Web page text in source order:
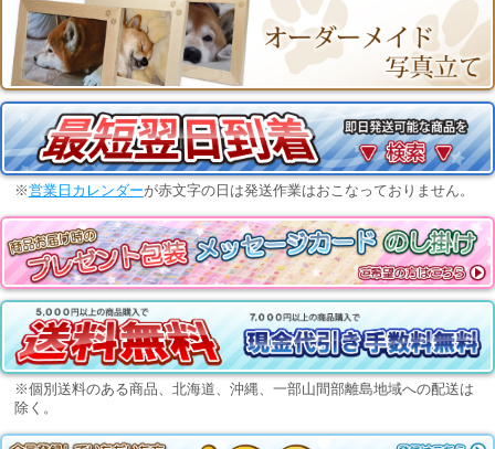
※営業日カレンダーが赤文字の日は発送作業はおこなっておりません。
※個別送料のある商品、北海道、沖縄、一部山間部離島地域への配送は
除く。